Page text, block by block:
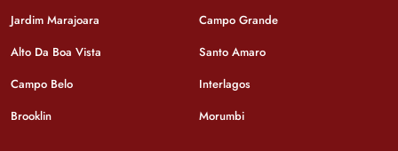
Jardim Marajoara
Campo Grande
Alto Da Boa Vista
Santo Amaro
Campo Belo
Interlagos
Brooklin
Morumbi